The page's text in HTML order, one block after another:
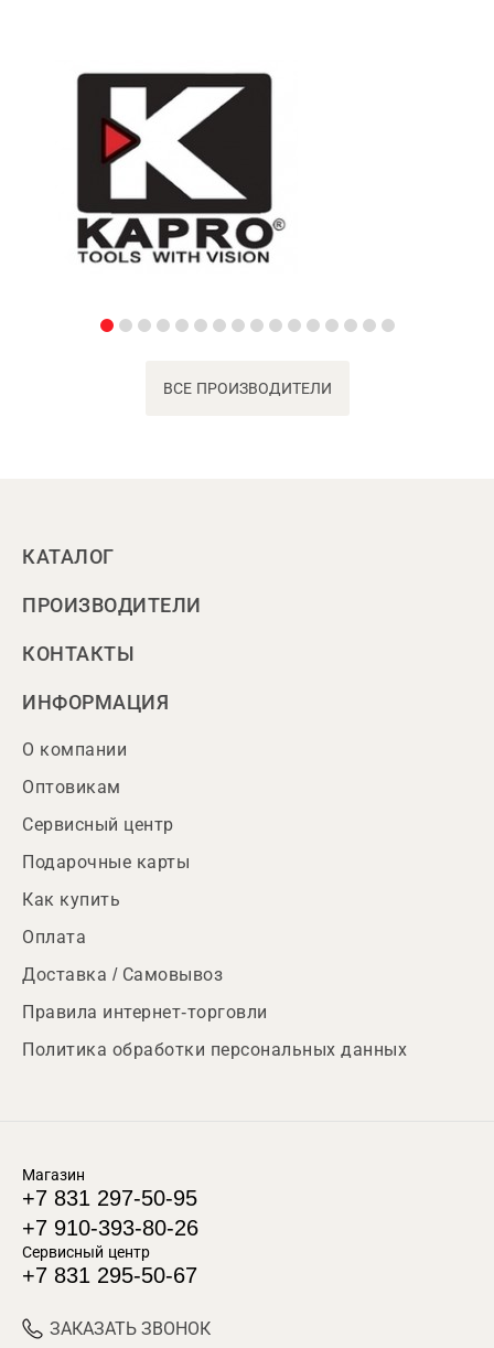
ВСЕ ПРОИЗВОДИТЕЛИ
КАТАЛОГ
ПРОИЗВОДИТЕЛИ
КОНТАКТЫ
ИНФОРМАЦИЯ
О компании
Оптовикам
Сервисный центр
Подарочные карты
Как купить
Оплата
Доставка / Самовывоз
Правила интернет-торговли
Политика обработки персональных данных
Магазин
+7 831 297-50-95
+7 910-393-80-26
Сервисный центр
+7 831 295-50-67
ЗАКАЗАТЬ ЗВОНОК